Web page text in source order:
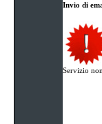
Invio di
Servizio